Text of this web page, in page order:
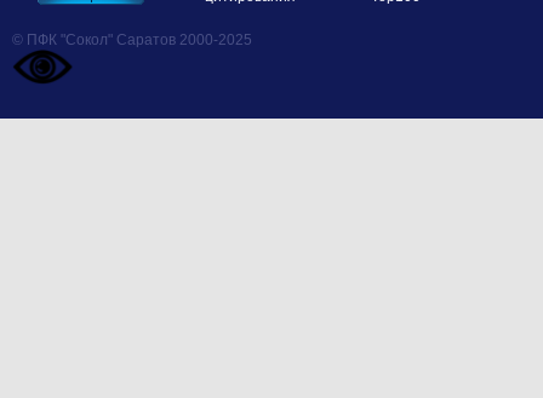
© ПФК "Сокол" Саратов 2000-2025